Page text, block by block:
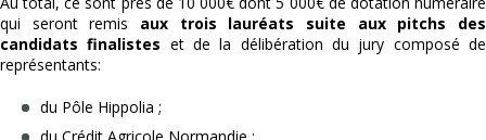
qui seront remis aux trois lauréats suite aux pitchs des
candidats finalistes et de la délibération du jury composé de
représentants:
du Pôle Hippolia ;